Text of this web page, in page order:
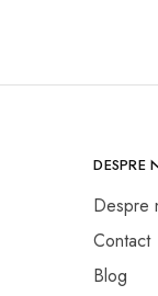
DESPRE
Despre
Contact
Blog